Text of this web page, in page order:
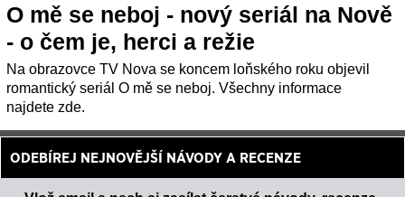
O mě se neboj - nový seriál na Nově
- o čem je, herci a režie
Na obrazovce TV Nova se koncem loňského roku objevil
romantický seriál O mě se neboj. Všechny informace
najdete zde.
ODEBÍREJ NEJNOVĚJŠÍ NÁVODY A RECENZE